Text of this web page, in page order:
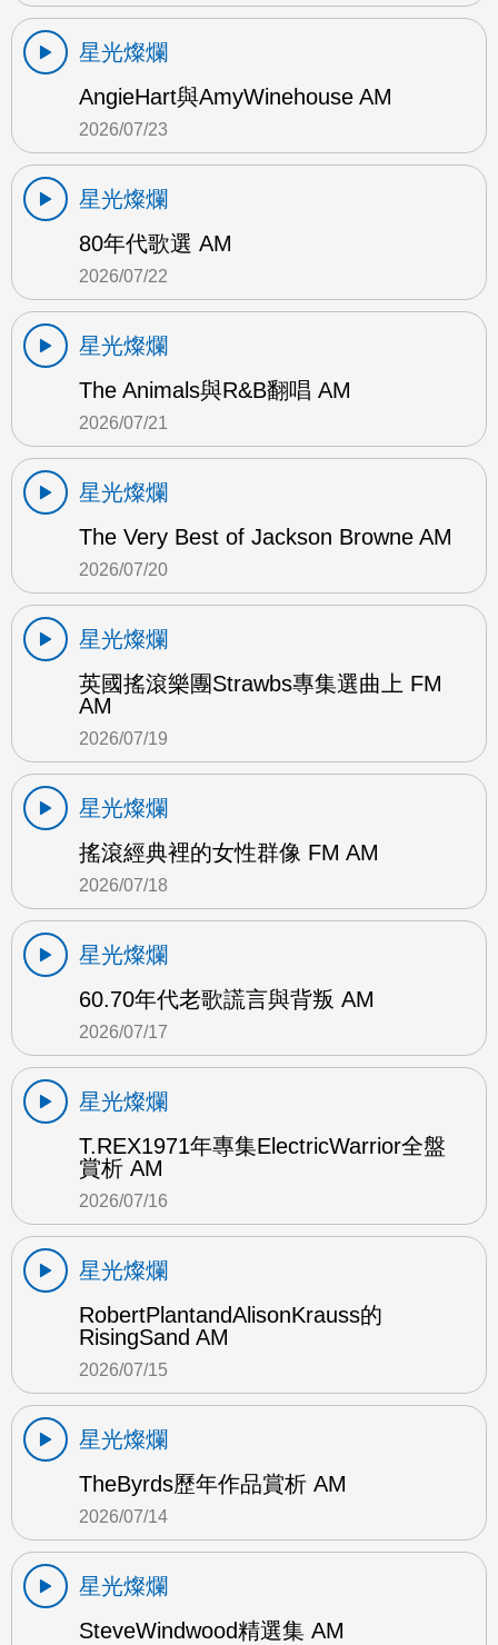
星光燦爛
AngieHart與AmyWinehouse AM
2026/07/23
星光燦爛
80年代歌選 AM
2026/07/22
星光燦爛
The Animals與R&B翻唱 AM
2026/07/21
星光燦爛
The Very Best of Jackson Browne AM
2026/07/20
星光燦爛
英國搖滾樂團Strawbs專集選曲上 FM
AM
2026/07/19
星光燦爛
搖滾經典裡的女性群像 FM AM
2026/07/18
星光燦爛
60.70年代老歌謊言與背叛 AM
2026/07/17
星光燦爛
T.REX1971年專集ElectricWarrior全盤
賞析 AM
2026/07/16
星光燦爛
RobertPlantandAlisonKrauss的
RisingSand AM
2026/07/15
星光燦爛
TheByrds歷年作品賞析 AM
2026/07/14
星光燦爛
SteveWindwood精選集 AM